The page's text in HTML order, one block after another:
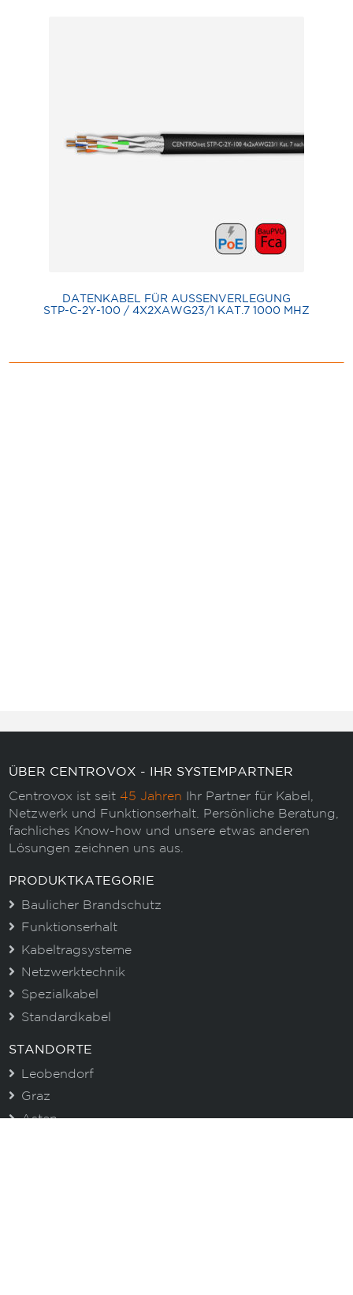
DATENKABEL FÜR AUSSENVERLEGUNG
STP-C-2Y-100 / 4X2XAWG23/1 KAT.7 1000 MHZ
ÜBER CENTROVOX - IHR SYSTEMPARTNER
Centrovox ist seit 45 Jahren Ihr Partner für Kabel,
Netzwerk und Funktionserhalt. Persönliche Beratung,
fachliches Know-how und unsere etwas anderen
Lösungen zeichnen uns aus.
PRODUKTKATEGORIE
Baulicher Brandschutz
Funktionserhalt
Kabeltragsysteme
Netzwerktechnik
Spezialkabel
Standardkabel
STANDORTE
Leobendorf
Graz
Asten